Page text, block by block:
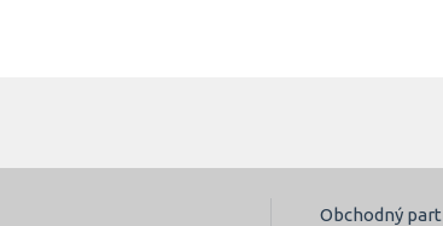
Obchodný